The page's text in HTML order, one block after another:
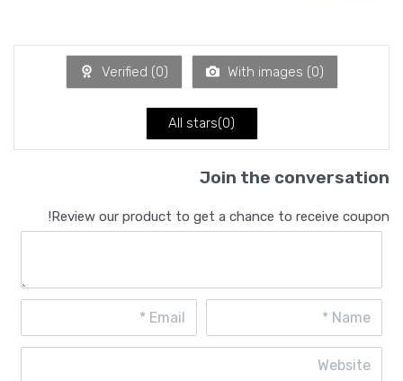
5
With images (0)
Verified (0)
All stars(0)
Join the conversation
Review our product to get a chance to receive coupon!